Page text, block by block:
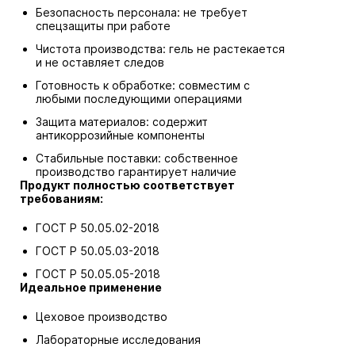
Безопасность персонала: не требует
спецзащиты при работе
Чистота производства: гель не растекается
и не оставляет следов
Готовность к обработке: совместим с
любыми последующими операциями
Защита материалов: содержит
антикоррозийные компоненты
Стабильные поставки: собственное
производство гарантирует наличие
Продукт полностью соответствует
требованиям:
ГОСТ Р 50.05.02-2018
ГОСТ Р 50.05.03-2018
ГОСТ Р 50.05.05-2018
Идеальное применение
Цеховое производство
Лабораторные исследования